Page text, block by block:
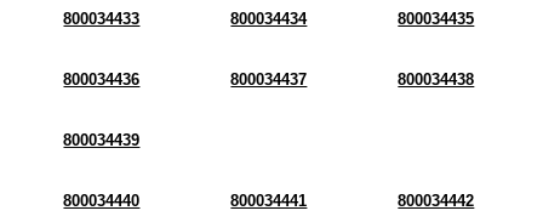
800034433 800034434 800034435
800034436 800034437 800034438
800034439
800034440 800034441 800034442